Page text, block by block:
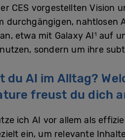
CES vorgestellten Vision
durchgängigen, nahtlosen
etwa mit Galaxy AI1 auf
sondern um ihre
du AI im Alltag?
freust du dich
ich AI vor allem als
ein, um relevante